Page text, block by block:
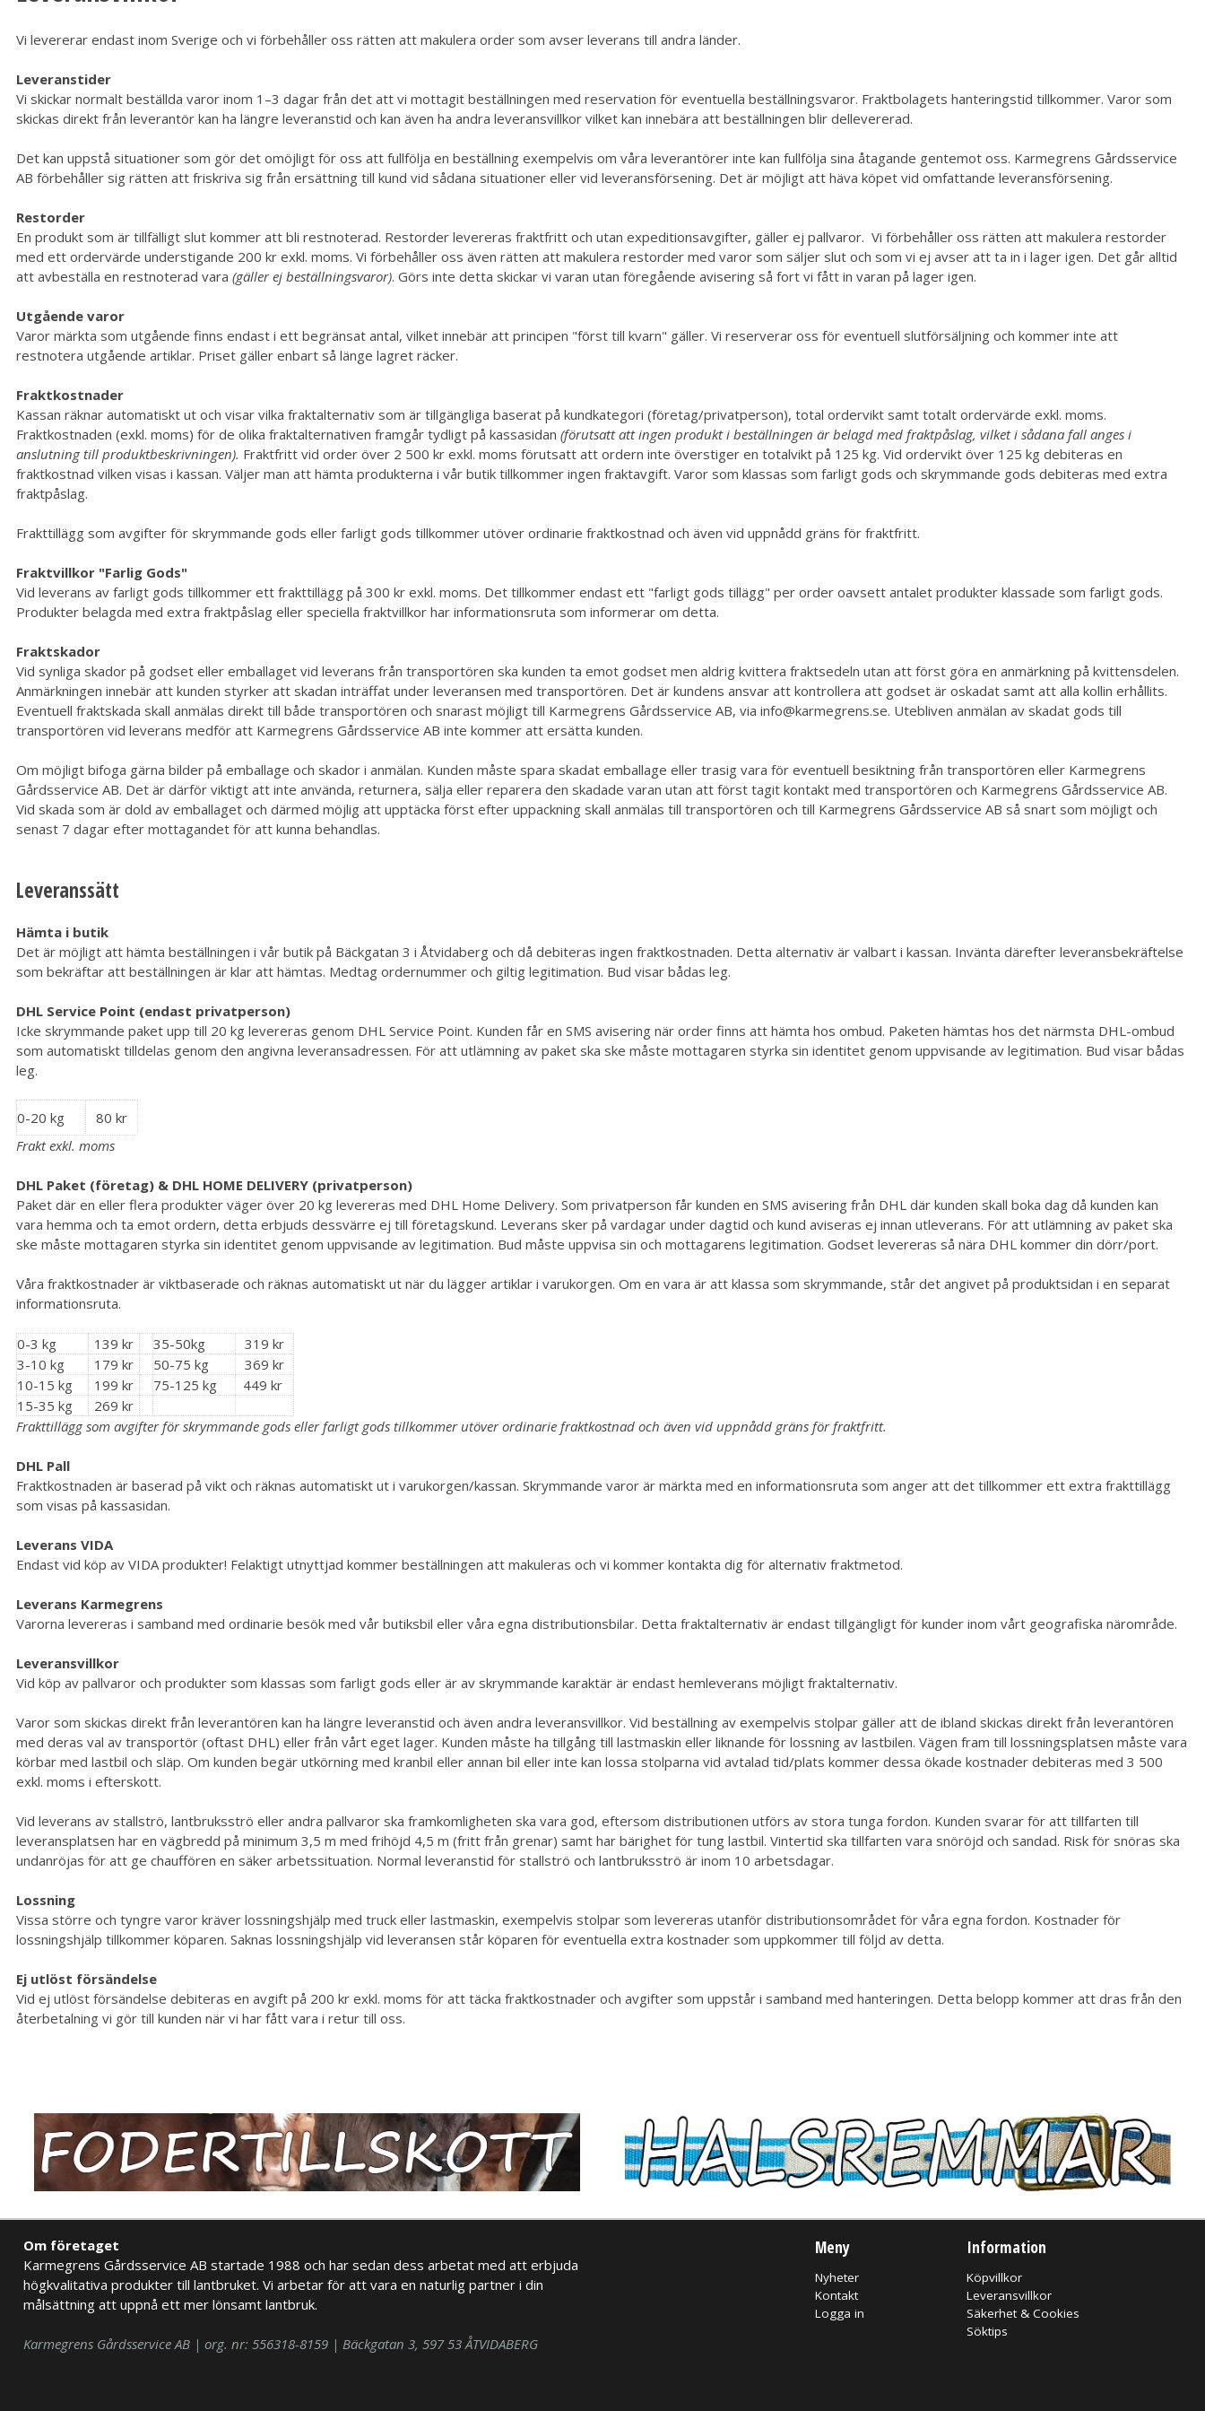
Vi levererar endast inom Sverige och vi förbehåller oss rätten att makulera order som avser leverans till andra länder.
Leveranstider
Vi skickar normalt beställda varor inom 1–3 dagar från det att vi mottagit beställningen med reservation för eventuella beställningsvaror. Fraktbolagets hanteringstid tillkommer. Varor som
skickas direkt från leverantör kan ha längre leveranstid och kan även ha andra leveransvillkor vilket kan innebära att beställningen blir dellevererad.
Det kan uppstå situationer som gör det omöjligt för oss att fullfölja en beställning exempelvis om våra leverantörer inte kan fullfölja sina åtagande gentemot oss. Karmegrens Gårdsservice
AB förbehåller sig rätten att friskriva sig från ersättning till kund vid sådana situationer eller vid leveransförsening. Det är möjligt att häva köpet vid omfattande leveransförsening.
Restorder
En produkt som är tillfälligt slut kommer att bli restnoterad. Restorder levereras fraktfritt och utan expeditionsavgifter, gäller ej pallvaror. Vi förbehåller oss rätten att makulera restorder
med ett ordervärde understigande 200 kr exkl. moms. Vi förbehåller oss även rätten att makulera restorder med varor som säljer slut och som vi ej avser att ta in i lager igen. Det går alltid
att avbeställa en restnoterad vara(gäller ej beställningsvaror). Görs inte detta skickar vi varan utan föregående avisering så fort vi fått in varan på lager igen.
Utgående varor
Varor märkta som utgående finns endast i ett begränsat antal, vilket innebär att principen "först till kvarn" gäller. Vi reserverar oss för eventuell slutförsäljning och kommer inte att
restnotera utgående artiklar. Priset gäller enbart så länge lagret räcker.
Fraktkostnader
Kassan räknar automatiskt ut och visar vilka fraktalternativ som är tillgängliga baserat på kundkategori (företag/privatperson), total ordervikt samt totalt ordervärde exkl. moms.
Fraktkostnaden (exkl. moms) för de olika fraktalternativen framgår tydligt på kassasidan(förutsatt att ingen produkt i beställningen är belagd med fraktpåslag, vilket i sådana fall anges i
anslutning till produktbeskrivningen). Fraktfritt vid order över 2 500 kr exkl. moms förutsatt att ordern inte överstiger en totalvikt på 125 kg. Vid ordervikt över 125 kg debiteras en
fraktkostnad vilken visas i kassan. Väljer man att hämta produkterna i vår butik tillkommer ingen fraktavgift. Varor som klassas som farligt gods och skrymmande gods debiteras med extra
fraktpåslag.
Frakttillägg som avgifter för skrymmande gods eller farligt gods tillkommer utöver ordinarie fraktkostnad och även vid uppnådd gräns för fraktfritt.
Fraktvillkor "Farlig Gods"
Vid leverans av farligt gods tillkommer ett frakttillägg på 300 kr exkl. moms. Det tillkommer endast ett "farligt gods tillägg" per order oavsett antalet produkter klassade som farligt gods.
Produkter belagda med extra fraktpåslag eller speciella fraktvillkor har informationsruta som informerar om detta.
Fraktskador
Vid synliga skador på godset eller emballaget vid leverans från transportören ska kunden ta emot godset men aldrig kvittera fraktsedeln utan att först göra en anmärkning på kvittensdelen.
Anmärkningen innebär att kunden styrker att skadan inträffat under leveransen med transportören. Det är kundens ansvar att kontrollera att godset är oskadat samt att alla kollin erhållits.
Eventuell fraktskada skall anmälas direkt till både transportören och snarast möjligt till Karmegrens Gårdsservice AB, via info@karmegrens.se. Utebliven anmälan av skadat gods till
transportören vid leverans medför att Karmegrens Gårdsservice AB inte kommer att ersätta kunden.
Om möjligt bifoga gärna bilder på emballage och skador i anmälan. Kunden måste spara skadat emballage eller trasig vara för eventuell besiktning från transportören eller Karmegrens
Gårdsservice AB. Det är därför viktigt att inte använda, returnera, sälja eller reparera den skadade varan utan att först tagit kontakt med transportören och Karmegrens Gårdsservice AB.
Vid skada som är dold av emballaget och därmed möjlig att upptäcka först efter uppackning skall anmälas till transportören och till Karmegrens Gårdsservice AB så snart som möjligt och
senast 7 dagar efter mottagandet för att kunna behandlas.
Leveranssätt
Hämta i butik
Det är möjligt att hämta beställningen i vår butik på Bäckgatan 3 i Åtvidaberg och då debiteras ingen fraktkostnaden. Detta alternativ är valbart i kassan. Invänta därefter leveransbekräftelse
som bekräftar att beställningen är klar att hämtas. Medtag ordernummer och giltig legitimation. Bud visar bådas leg.
DHL Service Point (endast privatperson)
Icke skrymmande paket upp till 20 kg levereras genom DHL Service Point. Kunden får en SMS avisering när order finns att hämta hos ombud. Paketen hämtas hos det närmsta DHL-ombud
som automatiskt tilldelas genom den angivna leveransadressen. För att utlämning av paket ska ske måste mottagaren styrka sin identitet genom uppvisande av legitimation. Bud visar bådas
leg.
0-20 kg
80 kr
Frakt exkl. moms
DHL Paket (företag) & DHL HOME DELIVERY (privatperson)
Paket där en eller flera produkter väger över 20 kg levereras med DHL Home Delivery. Som privatperson får kunden en SMS avisering från DHL där kunden skall boka dag då kunden kan
vara hemma och ta emot ordern, detta erbjuds dessvärre ej till företagskund. Leverans sker på vardagar under dagtid och kund aviseras ej innan utleverans. För att utlämning av paket ska
ske måste mottagaren styrka sin identitet genom uppvisande av legitimation. Bud måste uppvisa sin och mottagarens legitimation. Godset levereras så nära DHL kommer din dörr/port.
Våra fraktkostnader är viktbaserade och räknas automatiskt ut när du lägger artiklar i varukorgen. Om en vara är att klassa som skrymmande, står det angivet på produktsidan i en separat
informationsruta.
0-3 kg 139 kr 35-50kg
319 kr
3-10 kg
179 kr 50-75 kg
369 kr
10-15 kg
199 kr 75-125 kg
449 kr
15-35 kg
269 kr
Frakttillägg som avgifter för skrymmande gods eller farligt gods tillkommer utöver ordinarie fraktkostnad och även vid uppnådd gräns för fraktfritt.
DHL Pall
Fraktkostnaden är baserad på vikt och räknas automatiskt ut i varukorgen/kassan. Skrymmande varor är märkta med en informationsruta som anger att det tillkommer ett extra frakttillägg
som visas på kassasidan.
Leverans VIDA
Endast vid köp av VIDA produkter! Felaktigt utnyttjad kommer beställningen att makuleras och vi kommer kontakta dig för alternativ fraktmetod.
Leverans Karmegrens
Varorna levereras i samband med ordinarie besök med vår butiksbil eller våra egna distributionsbilar. Detta fraktalternativ är endast tillgängligt för kunder inom vårt geografiska närområde.
Leveransvillkor
Vid köp av pallvaror och produkter som klassas som farligt gods eller är av skrymmande karaktär är endast hemleverans möjligt fraktalternativ.
Varor som skickas direkt från leverantören kan ha längre leveranstid och även andra leveransvillkor. Vid beställning av exempelvis stolpar gäller att de ibland skickas direkt från leverantören
med deras val av transportör (oftast DHL) eller från vårt eget lager. Kunden måste ha tillgång till lastmaskin eller liknande för lossning av lastbilen. Vägen fram till lossningsplatsen måste vara
körbar med lastbil och släp. Om kunden begär utkörning med kranbil eller annan bil eller inte kan lossa stolparna vid avtalad tid/plats kommer dessa ökade kostnader debiteras med 3 500
exkl. moms i efterskott.
Vid leverans av stallströ, lantbruksströ eller andra pallvaror ska framkomligheten ska vara god, eftersom distributionen utförs av stora tunga fordon. Kunden svarar för att tillfarten till
leveransplatsen har en vägbredd på minimum 3,5 m med frihöjd 4,5 m (fritt från grenar) samt har bärighet för tung lastbil. Vintertid ska tillfarten vara snöröjd och sandad. Risk för snöras ska
undanröjas för att ge chauffören en säker arbetssituation. Normal leveranstid för stallströ och lantbruksströ är inom 10 arbetsdagar.
Lossning
Vissa större och tyngre varor kräver lossningshjälp med truck eller lastmaskin, exempelvis stolpar som levereras utanför distributionsområdet för våra egna fordon. Kostnader för
lossningshjälp tillkommer köparen. Saknas lossningshjälp vid leveransen står köparen för eventuella extra kostnader som uppkommer till följd av detta.
Ej utlöst försändelse
Vid ej utlöst försändelse debiteras en avgift på 200 kr exkl. moms för att täcka fraktkostnader och avgifter som uppstår i samband med hanteringen. Detta belopp kommer att dras från den
återbetalning vi gör till kunden när vi har fått vara i retur till oss.
Om företaget
Karmegrens Gårdsservice AB startade 1988 och har sedan dess arbetat med att erbjuda
högkvalitativa produkter till lantbruket. Vi arbetar för att vara en naturlig partner i din
målsättning att uppnå ett mer lönsamt lantbruk.
Karmegrens Gårdsservice AB | org. nr: 556318-8159 | Bäckgatan 3, 597 53 ÅTVIDABERG
Meny
Nyheter
Kontakt
Logga in
Information
Köpvillkor
Leveransvillkor
Säkerhet & Cookies
Söktips